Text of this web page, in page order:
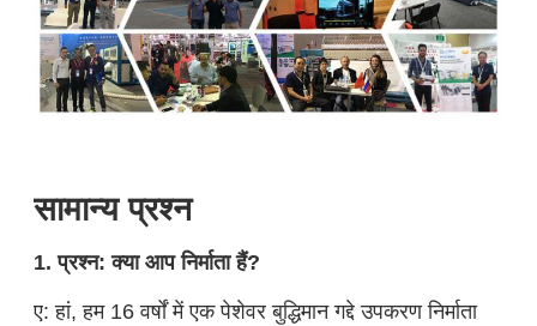
सामान्य प्रश्न
1. प्रश्न: क्या आप निर्माता हैं?
ए: हां, हम 16 वर्षों में एक पेशेवर बुद्धिमान गद्दे उपकरण निर्माता